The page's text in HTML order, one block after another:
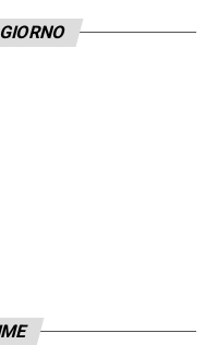
Castro.
così: Cragno in